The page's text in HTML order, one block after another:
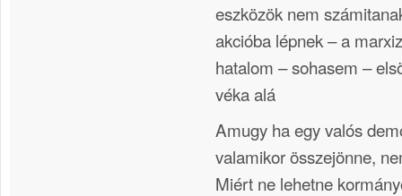
eszközök nem
akcióba lépnek – a
hatalom – sohasem –
véka alá
Amugy ha egy valós
valamikor összejönne,
Miért ne lehetne